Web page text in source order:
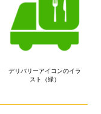
デリバリーアイコンのイラ
スト（緑）